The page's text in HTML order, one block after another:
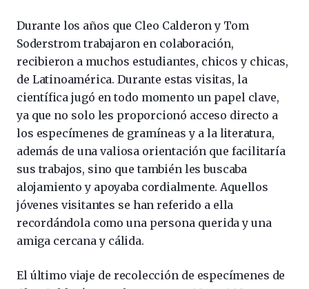
Durante los años que Cleo Calderon y Tom
Soderstrom trabajaron en colaboración,
recibieron a muchos estudiantes, chicos y chicas,
de Latinoamérica. Durante estas visitas, la
científica jugó en todo momento un papel clave,
ya que no solo les proporcionó acceso directo a
los especímenes de gramíneas y a la literatura,
además de una valiosa orientación que facilitaría
sus trabajos, sino que también les buscaba
alojamiento y apoyaba cordialmente. Aquellos
jóvenes visitantes se han referido a ella
recordándola como una persona querida y una
amiga cercana y cálida.
El último viaje de recolección de especímenes de